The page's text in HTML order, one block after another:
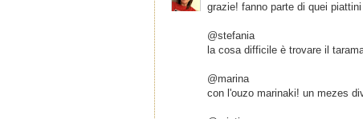
grazie! fanno parte di quei
@stefania
la cosa difficile è trovare il
@marina
con l'ouzo marinaki! un mezes